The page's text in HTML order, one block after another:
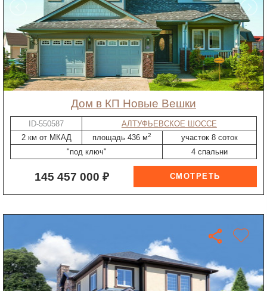
дом в КП Новые Вешки
ID-550587
АЛТУФЬЕВСКОЕ ШОССЕ
2 км от МКАД
площадь 436 м2
участок 8 соток
"под ключ"
4 спальни
145 457 000 ₽